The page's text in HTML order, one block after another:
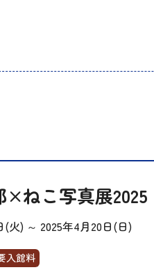
×ねこ写真展2025
(火) ～ 2025年4月20日(日)
入館料